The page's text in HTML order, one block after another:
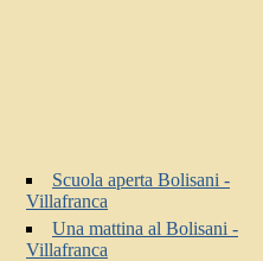
Scuola aperta Bolisani -
Villafranca
Una mattina al Bolisani -
Villafranca